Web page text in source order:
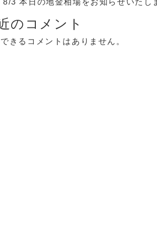
8/3 本日の地金相場をお知らせいたし
のコメント
きるコメントはありません。